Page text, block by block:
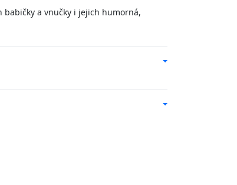
babičky a vnučky i jejich humorná,